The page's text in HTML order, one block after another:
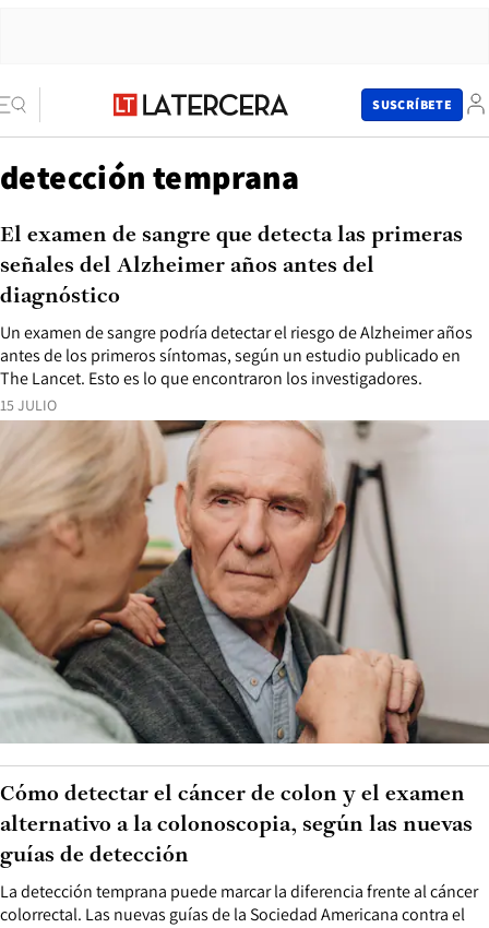
SUSCRÍBETE
detección temprana
15 JULIO
Un examen de sangre podría detectar el riesgo de Alzheimer años
antes de los primeros síntomas, según un estudio publicado en
The Lancet. Esto es lo que encontraron los investigadores.
El examen de sangre que detecta las primeras
señales del Alzheimer años antes del
diagnóstico
La detección temprana puede marcar la diferencia frente al cáncer
colorrectal. Las nuevas guías de la Sociedad Americana contra el
Cómo detectar el cáncer de colon y el examen
alternativo a la colonoscopia, según las nuevas
guías de detección